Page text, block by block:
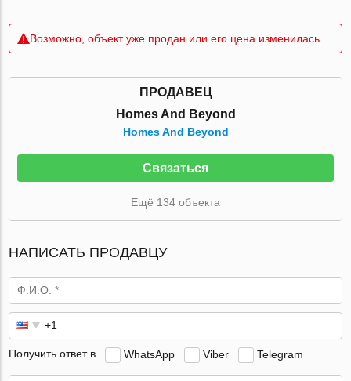
Возможно, объект уже продан или его цена изменилась
ПРОДАВЕЦ
Homes And Beyond
Homes And Beyond
Связаться
Ещё 134 объекта
НАПИСАТЬ ПРОДАВЦУ
Получить ответ в WhatsApp Viber Telegram